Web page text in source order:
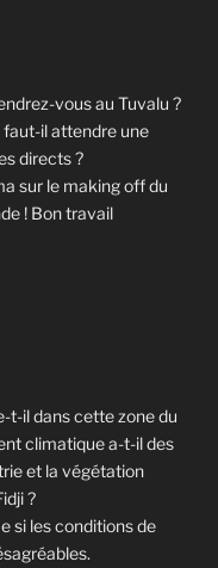
vous au Tuvalu ?
faut-il attendre une
directs ?
sur le making off du
! Bon travail
t-il dans cette zone du
climatique a-t-il des
et la végétation
?
si les conditions de